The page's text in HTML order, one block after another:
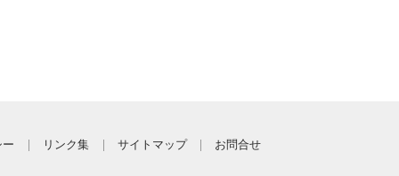
リンク集 サイトマップ お問合せ